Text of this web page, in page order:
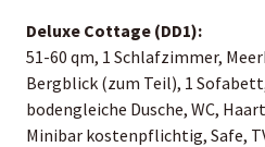
Deluxe Cottage (DD1):
51-60 qm, 1 Schlafzimmer,
Bergblick (zum Teil), 1
bodengleiche Dusche, WC,
Minibar kostenpflichtig, Safe,